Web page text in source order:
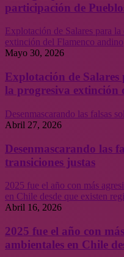
participación de
Explotación de Salares para
extinción del Flamenco andino
Mayo 30, 2026
Explotación de
la progresiva extinción
Desenmascarando las falsas
Abril 27, 2026
Desenmascarando las
transiciones justas
2025 fue el año con más
en Chile desde que existen
Abril 16, 2026
2025 fue el año con
ambientales en Chile